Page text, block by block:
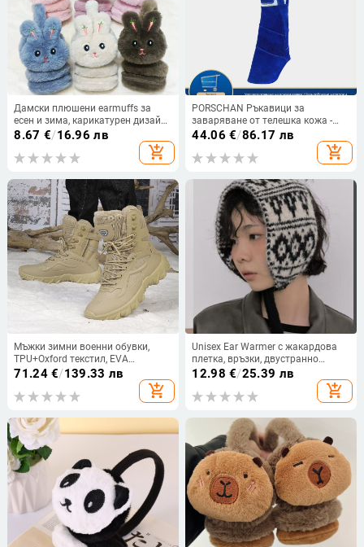
Дамски плюшени earmuffs за
есен и зима, карикатурен дизайн,
топлина и защита на ушите за
възрастни, външна употреба
8.67 €/16.96 лв
add_shopping_cart
PORSCHAN Ръкавици за
заваряване от телешка кожа -
Материал: телешка кожа;
Приложение: лична защита
44.06 €/86.17 лв
add_shopping_cart
Мъжки зимни военни обувки,
TPU+Oxford текстил, EVA
подметка, M2489, за възрастни
71.24€/139.33 лв
add_shopping_cart
Unisex Ear Warmer с жакардова
плетка, връзки, двустранно
носене, зима 2025
12.98 €/25.39 лв
add_shopping_cart